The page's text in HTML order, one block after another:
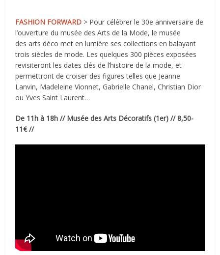
FASHION FORWARD > Pour célébrer le 30e anniversaire de
l’ouverture du musée des Arts de la Mode, le musée
des arts déco met en lumière ses collections en balayant
trois siècles de mode. Les quelques 300 pièces exposées
revisiteront les dates clés de l’histoire de la mode, et
permettront de croiser des figures telles que Jeanne
Lanvin, Madeleine Vionnet, Gabrielle Chanel, Christian Dior
ou Yves Saint Laurent…
De 11h à 18h // Musée des Arts Décoratifs (1er) // 8,50-
11€ //